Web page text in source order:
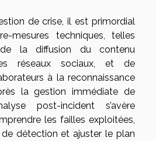
de crise, il est primordial
mesures techniques, telles
la diffusion du contenu
réseaux sociaux, et de
à la reconnaissance
la gestion immédiate de
post-incident s’avère
les failles exploitées,
détection et ajuster le plan